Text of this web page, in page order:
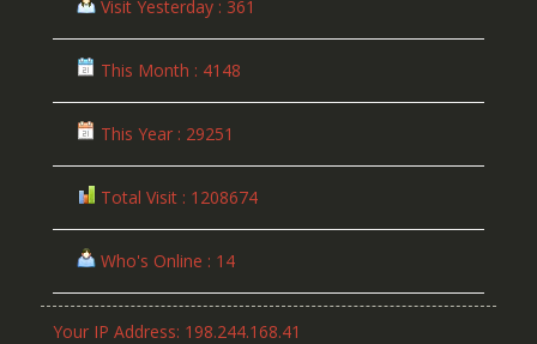
Visit Yesterday : 361
This Month : 4148
This Year : 29251
Total Visit : 1208674
Who's Online : 14
Your IP Address: 198.244.168.41